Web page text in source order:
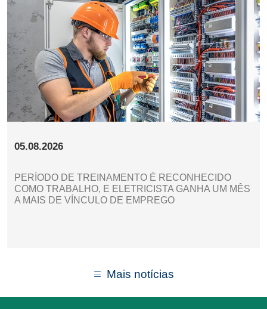
05.08.2026
PERÍODO DE TREINAMENTO É RECONHECIDO
COMO TRABALHO, E ELETRICISTA GANHA UM MÊS
A MAIS DE VÍNCULO DE EMPREGO
Mais notícias